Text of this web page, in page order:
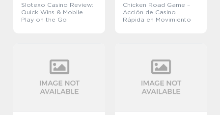
Slotexo Casino Review:
Quick Wins & Mobile
Play on the Go
Chicken Road Game –
Acción de Casino
Rápida en Movimiento